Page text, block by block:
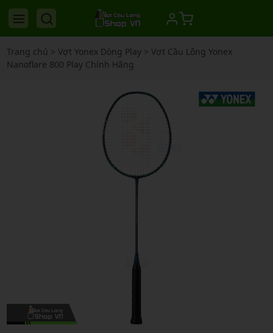
Trang chủ > Vợt Yonex Dòng Play> Vợt Cầu Lông Yonex
Nanoflare 800 Play Chính Hãng